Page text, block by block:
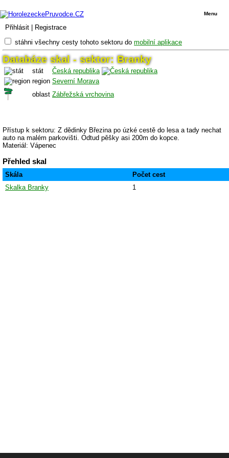
Přihlásit Registrace
Menu
stáhni všechny cesty tohoto sektoru do mobilní aplikace
Databáze skal - sektor: Branky
stát
Česká republika
region Severní Morava
oblast Zábřežská vrchovina
Přístup k sektoru: Z dědinky Březina po úzké cestě do lesa a tady nechat
auto na malém parkovišti. Odtud pěšky asi 200m do kopce.
Materiál: Vápenec
Přehled skal
Skála
Počet cest
Skalka Branky
1